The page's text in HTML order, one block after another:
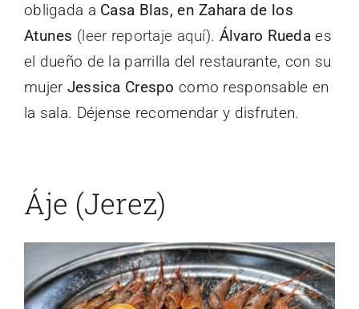
obligada a Casa Blas, en Zahara de los
Atunes (leer reportaje aquí). Álvaro Rueda es
el dueño de la parrilla del restaurante, con su
mujer Jessica Crespo como responsable en
la sala. Déjense recomendar y disfruten.
Áje (Jerez)